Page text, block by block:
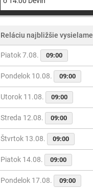
Reláciu najbližšie vysielame
Piatok 7.08. 09:00
Pondelok 10.08. 09:00
Utorok 11.08. 09:00
Streda 12.08. 09:00
Štvrtok 13.08. 09:00
Piatok 14.08. 09:00
Pondelok 17.08. 09:00